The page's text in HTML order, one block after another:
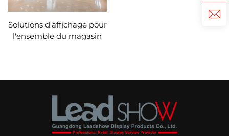
Solutions d'affichage pour
l'ensemble du magasin